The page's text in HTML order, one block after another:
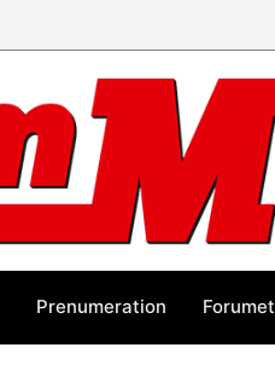
Prenumeration Forumet